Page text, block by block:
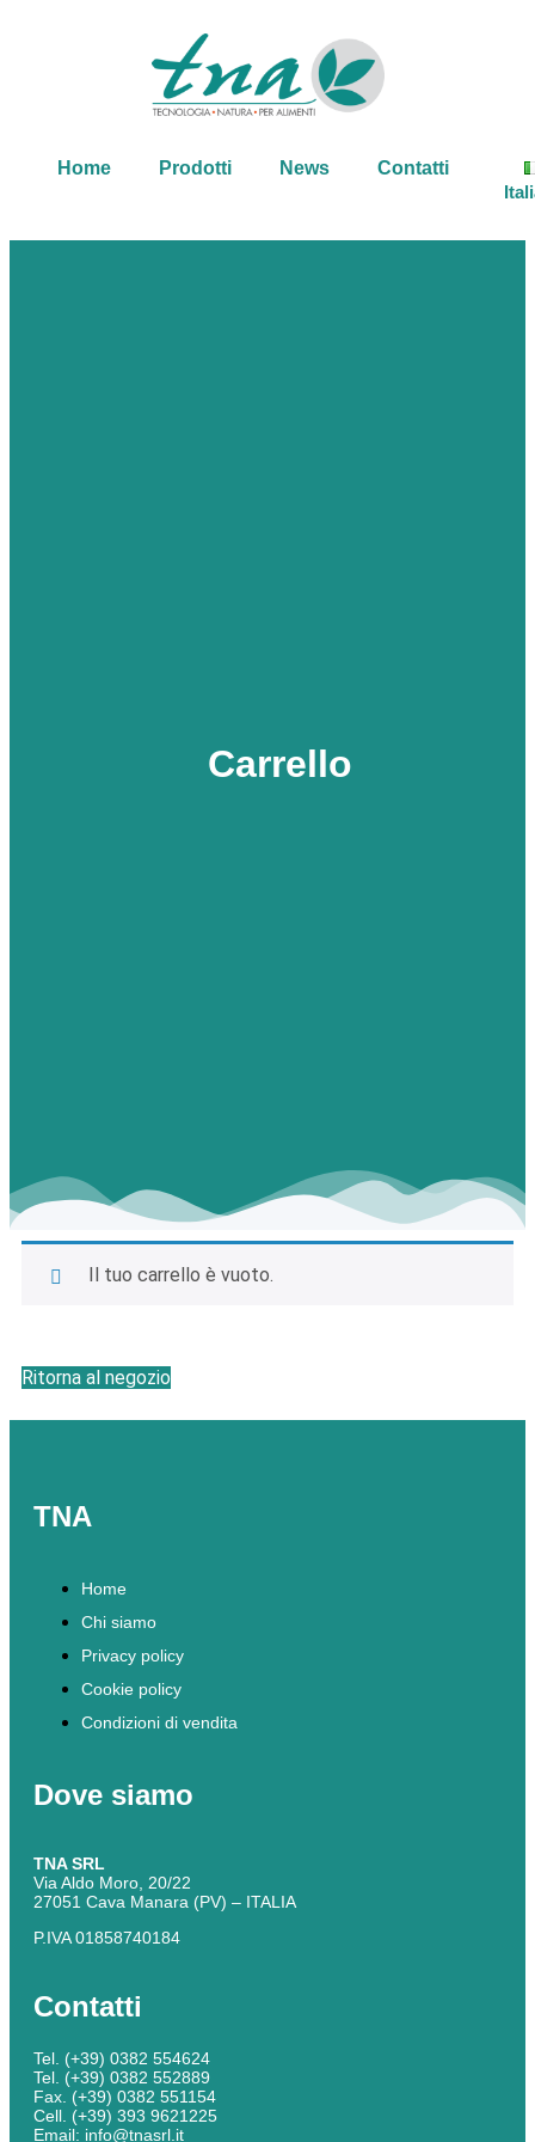
Home Prodotti News
Contatti
Carrello
Il tuo carrello è vuoto.
Ritorna al negozio
TNA
Home
Chi siamo
Privacy policy
Cookie policy
Condizioni di vendita
Dove siamo
TNA SRL
Via Aldo Moro, 20/22
27051 Cava Manara (PV) – ITALIA
P.IVA 01858740184
Contatti
Tel. (+39) 0382 554624
Tel. (+39) 0382 552889
Fax. (+39) 0382 551154
Cell. (+39) 393 9621225
Email: info@tnasrl.it